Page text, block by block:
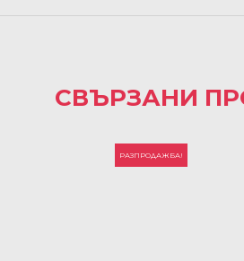
СВЪРЗАНИ
РАЗПРОДАЖБА!